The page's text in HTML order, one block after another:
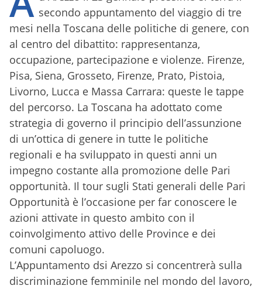
secondo appuntamento del viaggio di tre
mesi nella Toscana delle politiche di genere, con
al centro del dibattito: rappresentanza,
occupazione, partecipazione e violenze. Firenze,
Pisa, Siena, Grosseto, Firenze, Prato, Pistoia,
Livorno, Lucca e Massa Carrara: queste le tappe
del percorso. La Toscana ha adottato come
strategia di governo il principio dell’assunzione
di un’ottica di genere in tutte le politiche
regionali e ha sviluppato in questi anni un
impegno costante alla promozione delle Pari
opportunità. Il tour sugli Stati generali delle Pari
Opportunità è l’occasione per far conoscere le
azioni attivate in questo ambito con il
coinvolgimento attivo delle Province e dei
comuni capoluogo.
L’Appuntamento dsi Arezzo si concentrerà sulla
discriminazione femminile nel mondo del lavoro,